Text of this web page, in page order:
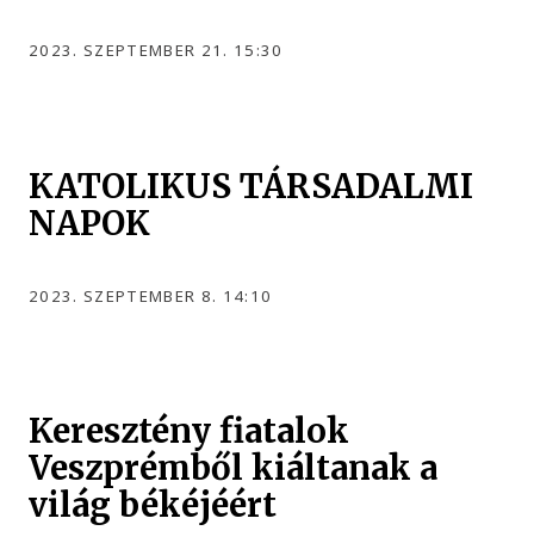
2023. SZEPTEMBER 21. 15:30
KATOLIKUS TÁRSADALMI
NAPOK
2023. SZEPTEMBER 8. 14:10
Keresztény fiatalok
Veszprémből kiáltanak a
világ békéjéért